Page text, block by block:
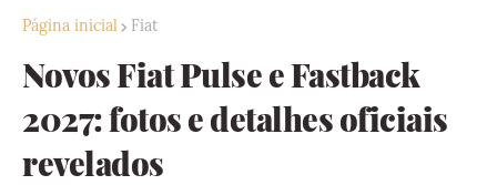
Página inicial Fiat
Novos Fiat Pulse e Fastback
2027: fotos e detalhes oficiais
revelados